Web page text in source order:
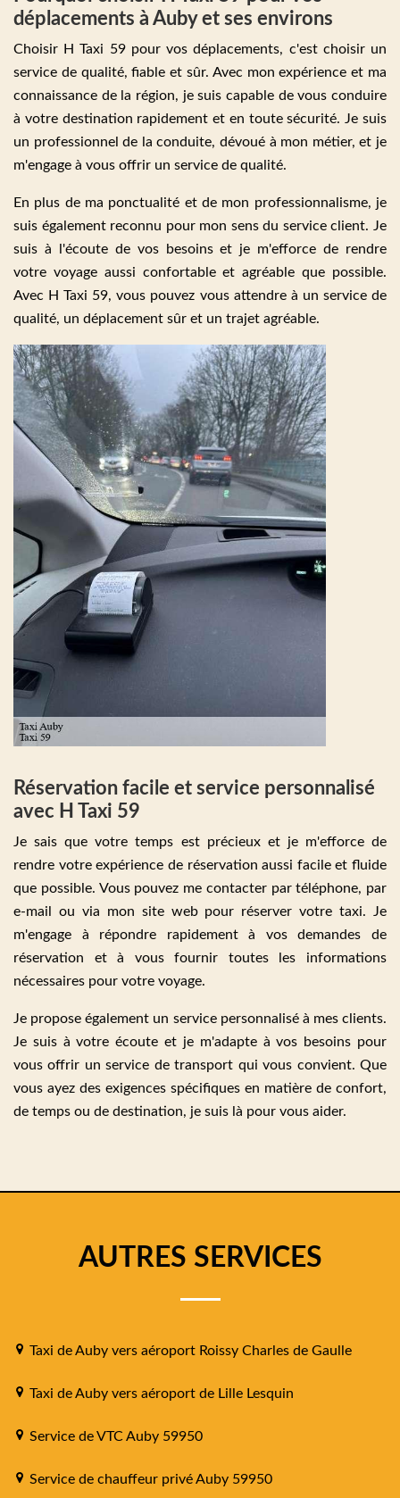
déplacements à Auby et ses environs
Choisir H Taxi 59 pour vos déplacements, c'est choisir un
service de qualité, fiable et sûr. Avec mon expérience et ma
connaissance de la région, je suis capable de vous conduire
à votre destination rapidement et en toute sécurité. Je suis
un professionnel de la conduite, dévoué à mon métier, et je
m'engage à vous offrir un service de qualité.
En plus de ma ponctualité et de mon professionnalisme, je
suis également reconnu pour mon sens du service client. Je
suis à l'écoute de vos besoins et je m'efforce de rendre
votre voyage aussi confortable et agréable que possible.
Avec H Taxi 59, vous pouvez vous attendre à un service de
qualité, un déplacement sûr et un trajet agréable.
Réservation facile et service personnalisé
avec H Taxi 59
Je sais que votre temps est précieux et je m'efforce de
rendre votre expérience de réservation aussi facile et fluide
que possible. Vous pouvez me contacter par téléphone, par
e-mail ou via mon site web pour réserver votre taxi. Je
m'engage à répondre rapidement à vos demandes de
réservation et à vous fournir toutes les informations
nécessaires pour votre voyage.
Je propose également un service personnalisé à mes clients.
Je suis à votre écoute et je m'adapte à vos besoins pour
vous offrir un service de transport qui vous convient. Que
vous ayez des exigences spécifiques en matière de confort,
de temps ou de destination, je suis là pour vous aider.
AUTRES SERVICES
Taxi de Auby vers aéroport Roissy Charles de Gaulle
Taxi de Auby vers aéroport de Lille Lesquin
Service de VTC Auby 59950
Service de chauffeur privé Auby 59950